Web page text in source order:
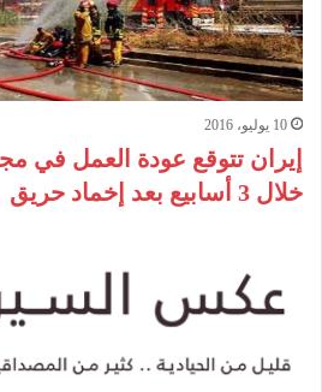
10 يوليو، 2016
إيران تتوقع عودة العمل في
خلال 3 أسابيع بعد إخماد حريق